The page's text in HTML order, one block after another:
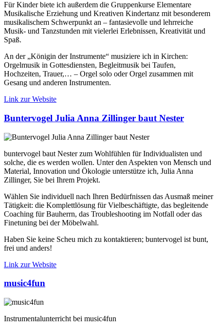
Für Kinder biete ich außerdem die Gruppenkurse Elementare
Musikalische Erziehung und Kreativen Kindertanz mit besonderem
musikalischem Schwerpunkt an – fantasievolle und lehrreiche
Musik- und Tanzstunden mit vielerlei Erlebnissen, Kreativität und
Spaß.
An der „Königin der Instrumente“ musiziere ich in Kirchen:
Orgelmusik in Gottesdiensten, Begleitmusik bei Taufen,
Hochzeiten, Trauer,… – Orgel solo oder Orgel zusammen mit
Gesang und anderen Instrumenten.
Link zur Website
Buntervogel Julia Anna Zillinger baut Nester
buntervogel baut Nester zum Wohlfühlen für Individualisten und
solche, die es werden wollen. Unter den Aspekten von Mensch und
Material, Innovation und Ökologie unterstütze ich, Julia Anna
Zillinger, Sie bei Ihrem Projekt.
Wählen Sie individuell nach Ihren Bedürfnissen das Ausmaß meiner
Tätigkeit: die Komplettlösung für Vielbeschäftigte, das begleitende
Coaching für Bauherrn, das Troubleshooting im Notfall oder das
Finetuning bei der Möbelwahl.
Haben Sie keine Scheu mich zu kontaktieren; buntervogel ist bunt,
frei und anders!
Link zur Website
music4fun
Instrumentalunterricht bei music4fun